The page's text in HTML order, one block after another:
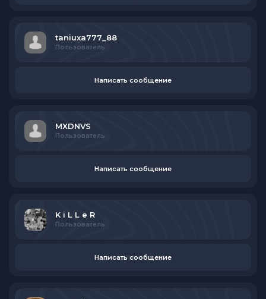
taniuxa777_88
Пользователь
Написать сообщение
MXDNVS
Пользователь
Написать сообщение
K i L L e R
Пользователь
Написать сообщение